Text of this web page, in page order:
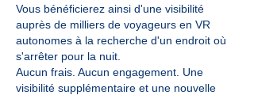
Vous bénéficierez ainsi d'une visibilité
auprès de milliers de voyageurs en VR
autonomes à la recherche d'un endroit où
s'arrêter pour la nuit.
Aucun frais. Aucun engagement. Une
visibilité supplémentaire et une nouvelle